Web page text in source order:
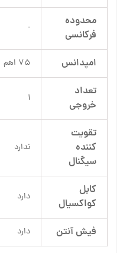
محدوده
فرکانسی
-
امپدانس 75 اهم
تعداد
خروجی
1
تقویت
کننده‌
سیگنال
ندارد
کابل
کواکسیال
دارد
فیش آنتن دارد